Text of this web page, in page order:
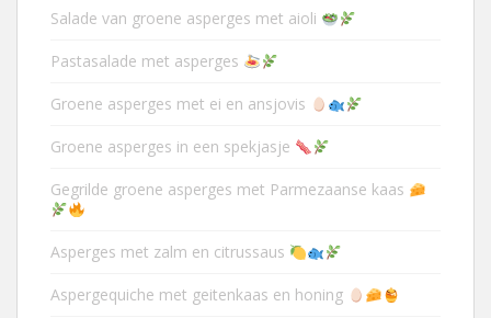
Salade van groene asperges met aioli
Pastasalade met asperges
Groene asperges met ei en ansjovis
Groene asperges in een spekjasje
Gegrilde groene asperges met Parmezaanse kaas
Asperges met zalm en citrussaus
Aspergequiche met geitenkaas en honing